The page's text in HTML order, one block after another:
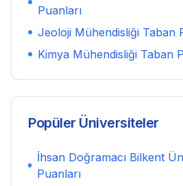
Puanları
Jeoloji Mühendisliği Taban
Kimya Mühendisliği Taban
Popüler Üniversiteler
İhsan Doğramacı Bilkent
Puanları